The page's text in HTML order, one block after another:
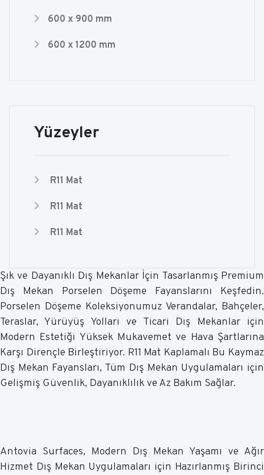
600 x 900 mm
600 x 1200 mm
Yüzeyler
R11 Mat
R11 Mat
R11 Mat
Şık ve Dayanıklı Dış Mekanlar İçin Tasarlanmış Premium
Dış Mekan Porselen Döşeme Fayanslarını Keşfedin.
Porselen Döşeme Koleksiyonumuz Verandalar, Bahçeler,
Teraslar, Yürüyüş Yolları ve Ticari Dış Mekanlar için
Modern Estetiği Yüksek Mukavemet ve Hava Şartlarına
Karşı Dirençle Birleştiriyor. R11 Mat Kaplamalı Bu Kaymaz
Dış Mekan Fayansları, Tüm Dış Mekan Uygulamaları için
Gelişmiş Güvenlik, Dayanıklılık ve Az Bakım Sağlar.
Antovia Surfaces, Modern Dış Mekan Yaşamı ve Ağır
Hizmet Dış Mekan Uygulamaları için Hazırlanmış Birinci